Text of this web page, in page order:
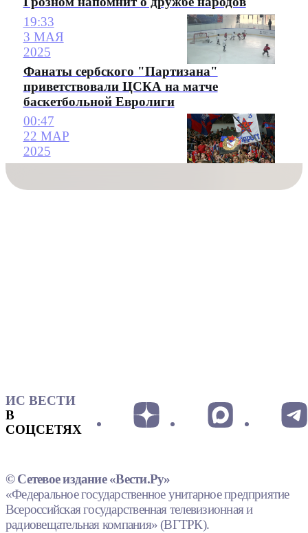
19:33
3 МАЯ
2025
Фанаты сербского "Партизана"
приветствовали ЦСКА на матче
баскетбольной Евролиги
00:47
22 МАР
2025
ИС ВЕСТИ
В
СОЦСЕТЯХ
© Сетевое издание «Вести.Ру»
«Федеральное государственное унитарное предприятие
Всероссийская государственная телевизионная и
радиовещательная компания» (ВГТРК).